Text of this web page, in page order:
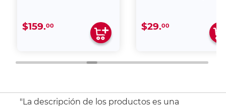
$159.00 $29.00
"La descripción de los productos es una